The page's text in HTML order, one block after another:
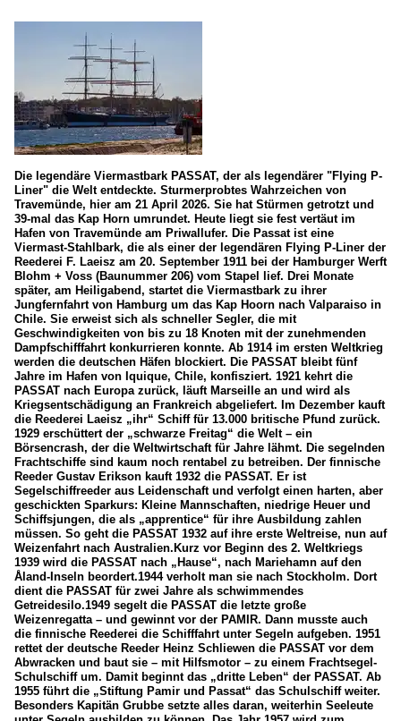
Die legendäre Viermastbark PASSAT, der als legendärer "Flying P-
Liner" die Welt entdeckte. Sturmerprobtes Wahrzeichen von
Travemünde, hier am 21 April 2026. Sie hat Stürmen getrotzt und
39-mal das Kap Horn umrundet. Heute liegt sie fest vertäut im
Hafen von Travemünde am Priwallufer. Die Passat ist eine
Viermast-Stahlbark, die als einer der legendären Flying P-Liner der
Reederei F. Laeisz am 20. September 1911 bei der Hamburger Werft
Blohm + Voss (Baunummer 206) vom Stapel lief. Drei Monate
später, am Heiligabend, startet die Viermastbark zu ihrer
Jungfernfahrt von Hamburg um das Kap Hoorn nach Valparaiso in
Chile. Sie erweist sich als schneller Segler, die mit
Geschwindigkeiten von bis zu 18 Knoten mit der zunehmenden
Dampfschifffahrt konkurrieren konnte. Ab 1914 im ersten Weltkrieg
werden die deutschen Häfen blockiert. Die PASSAT bleibt fünf
Jahre im Hafen von Iquique, Chile, konfisziert. 1921 kehrt die
PASSAT nach Europa zurück, läuft Marseille an und wird als
Kriegsentschädigung an Frankreich abgeliefert. Im Dezember kauft
die Reederei Laeisz „ihr“ Schiff für 13.000 britische Pfund zurück.
1929 erschüttert der „schwarze Freitag“ die Welt – ein
Börsencrash, der die Weltwirtschaft für Jahre lähmt. Die segelnden
Frachtschiffe sind kaum noch rentabel zu betreiben. Der finnische
Reeder Gustav Erikson kauft 1932 die PASSAT. Er ist
Segelschiffreeder aus Leidenschaft und verfolgt einen harten, aber
geschickten Sparkurs: Kleine Mannschaften, niedrige Heuer und
Schiffsjungen, die als „apprentice“ für ihre Ausbildung zahlen
müssen. So geht die PASSAT 1932 auf ihre erste Weltreise, nun auf
Weizenfahrt nach Australien.Kurz vor Beginn des 2. Weltkriegs
1939 wird die PASSAT nach „Hause“, nach Mariehamn auf den
Åland-Inseln beordert.1944 verholt man sie nach Stockholm. Dort
dient die PASSAT für zwei Jahre als schwimmendes
Getreidesilo.1949 segelt die PASSAT die letzte große
Weizenregatta – und gewinnt vor der PAMIR. Dann musste auch
die finnische Reederei die Schifffahrt unter Segeln aufgeben. 1951
rettet der deutsche Reeder Heinz Schliewen die PASSAT vor dem
Abwracken und baut sie – mit Hilfsmotor – zu einem Frachtsegel-
Schulschiff um. Damit beginnt das „dritte Leben“ der PASSAT. Ab
1955 führt die „Stiftung Pamir und Passat“ das Schulschiff weiter.
Besonders Kapitän Grubbe setzte alles daran, weiterhin Seeleute